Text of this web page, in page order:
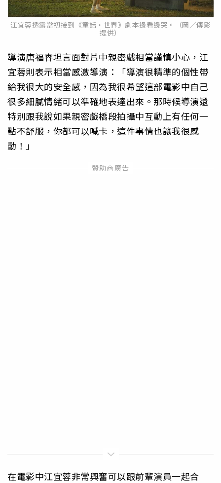
江宜蓉透露當初接到《童話・世界》劇本邊看邊哭。（圖／傳影
提供）
導演唐福睿坦言面對片中親密戲相當謹慎小心，江
宜蓉則表示相當感激導演：「導演很精準的個性帶
給我很大的安全感，因為我很希望這部電影中自己
很多細膩情緒可以準確地表達出來。那時候導演還
特別跟我說如果親密戲橋段拍攝中互動上有任何一
點不舒服，你都可以喊卡，這件事情也讓我很感
動！」
在電影中江宜蓉非常興奮可以跟前輩演員一起合